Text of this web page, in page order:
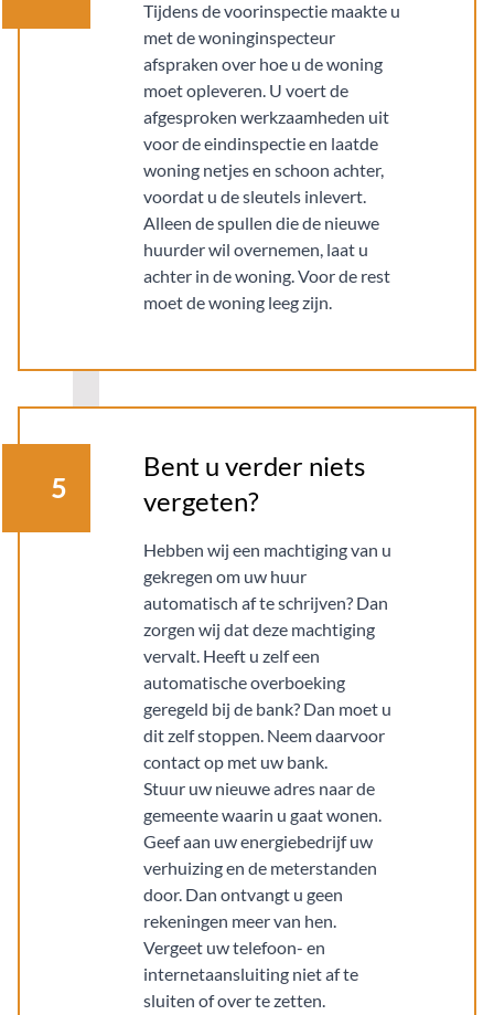
Tijdens de voorinspectie maakte u
met de woninginspecteur
afspraken over hoe u de woning
moet opleveren. U voert de
afgesproken werkzaamheden uit
voor de eindinspectie en laatde
woning netjes en schoon achter,
voordat u de sleutels inlevert.
Alleen de spullen die de nieuwe
huurder wil overnemen, laat u
achter in de woning. Voor de rest
moet de woning leeg zijn.
5
Bent u verder niets
vergeten?
Hebben wij een machtiging van u
gekregen om uw huur
automatisch af te schrijven? Dan
zorgen wij dat deze machtiging
vervalt. Heeft u zelf een
automatische overboeking
geregeld bij de bank? Dan moet u
dit zelf stoppen. Neem daarvoor
contact op met uw bank.
Stuur uw nieuwe adres naar de
gemeente waarin u gaat wonen.
Geef aan uw energiebedrijf uw
verhuizing en de meterstanden
door. Dan ontvangt u geen
rekeningen meer van hen.
Vergeet uw telefoon- en
internetaansluiting niet af te
sluiten of over te zetten.